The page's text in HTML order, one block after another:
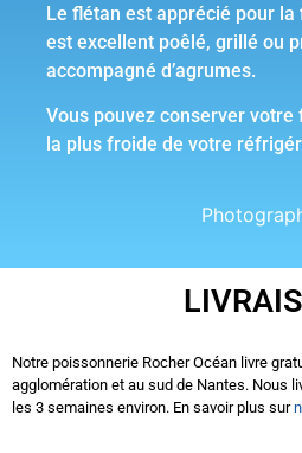
Le flétan est apprécié pour la
est excellent poêlé, grillé ou
accompagné d’agrumes.
Vous pouvez conserver
la plus froide de votre
Notre poissonnerie Rocher Océan livre
agglomération et au sud de Nantes. Nous
les 3 semaines environ. En savoir plus sur